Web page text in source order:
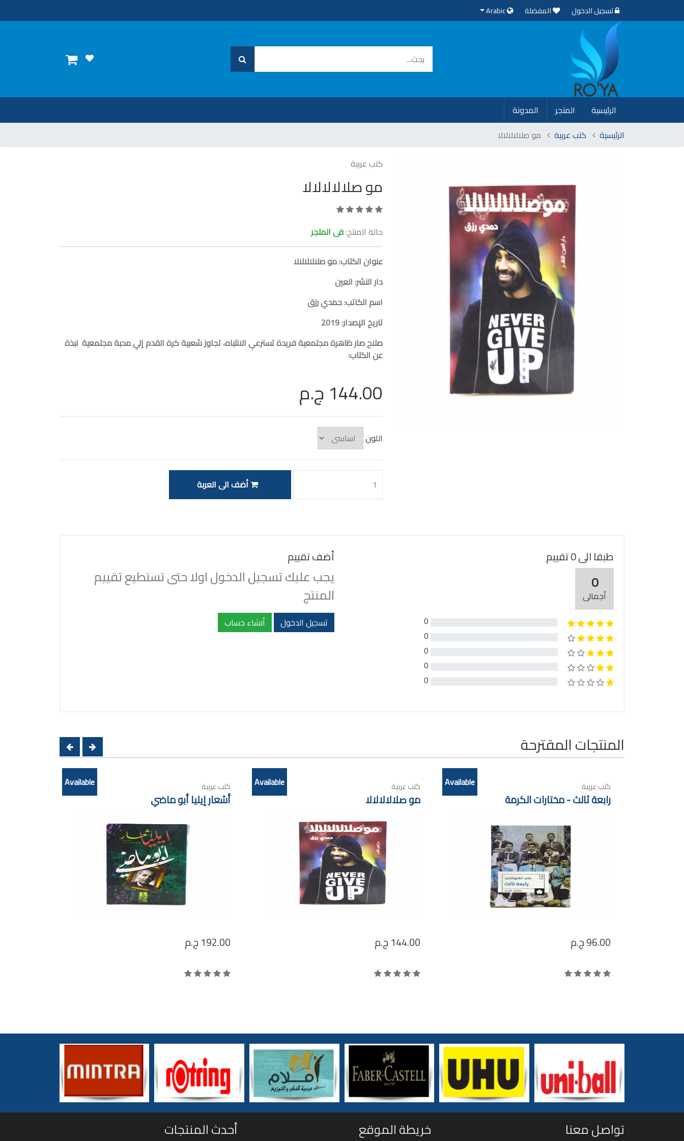
تسجيل الدخول المفضلة Arabic
الرئيسية
(current) المتجر
المدونة
الرئيسية
كتب عربية
مو صلالالالالا
كتب عربية
مو صلالالالالا
حالة المنتج:فى المتجر
عنوان الكتاب: مو صلالالالالا
دار النشر: العين
اسم الكاتب: حمدي رزق
تاريخ الإصدار: 2019
صلاح صار ظاهرة مجتمعية فريدة تسترعي الانتباه، تجاوز شعبية كرة القدم إلي محبة مجتمعية نبذة
عن الكتاب:
144.00 ج.م
اللون
أضف الى العربة
طبقا الى 0 تقييم
0
أجمالى
0
0
0
0
0
أضف تقييم
يجب عليك تسجيل الدخول اولا حتى تستطيع تقييم
المنتج
تسجيل الدخول أنشاء حساب
المنتجات المقترحة
كتب عربية
أشعار إيليا أبو ماضي
Available
192.00ج.م
كتب عربية
مو صلالالالالا
Available
144.00ج.م
كتب عربية
رابعة ثالث - مختارات الكرمة
Available
96.00ج.م
تواصل معنا خريطة الموقع أحدث المنتجات